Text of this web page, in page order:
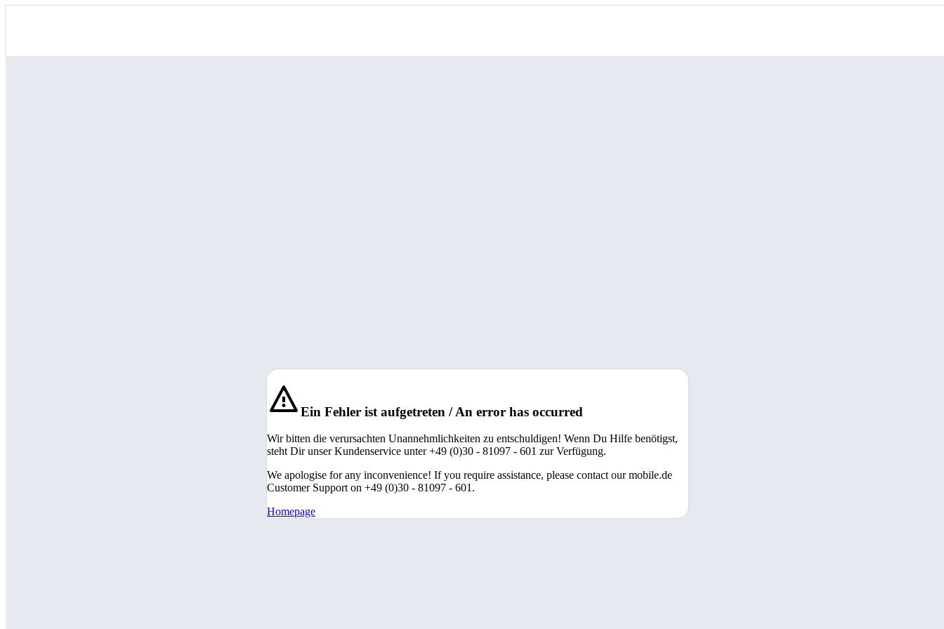
Ein Fehler ist aufgetreten / An error has occurred
Wir bitten die verursachten Unannehmlichkeiten zu entschuldigen! Wenn Du Hilfe benötigst,
steht Dir unser Kundenservice unter +49 (0)30 - 81097 - 601 zur Verfügung.
We apologise for any inconvenience! If you require assistance, please contact our mobile.de
Customer Support on +49 (0)30 - 81097 - 601.
Homepage